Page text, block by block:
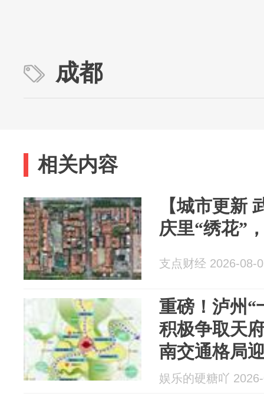
成都
相关内容
【城市更新
庆里“绣花”
支点财经 2026-08-
重磅！泸州“
积极争取天
南交通格局
娱乐的硬糖吖